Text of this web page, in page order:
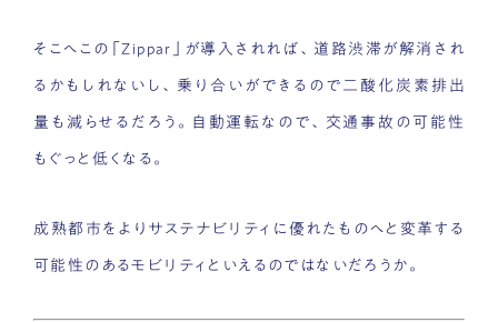
そこへこの「Zippar」が導入されれば、道路渋滞が解消され
るかもしれないし、乗り合いができるので二酸化炭素排出
量も減らせるだろう。自動運転なので、交通事故の可能性
もぐっと低くなる。
成熟都市をよりサステナビリティに優れたものへと変革する
可能性のあるモビリティといえるのではないだろうか。